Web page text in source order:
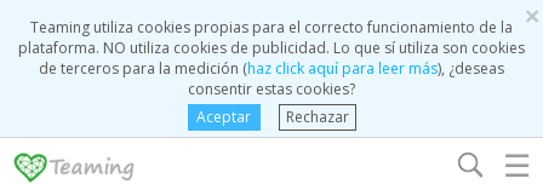
×
Teaming utiliza cookies propias para el correcto funcionamiento de la
plataforma. NO utiliza cookies de publicidad. Lo que sí utiliza son cookies
de terceros para la medición (haz click aquí para leer más), ¿deseas
consentir estas cookies?
Aceptar
Rechazar
☰